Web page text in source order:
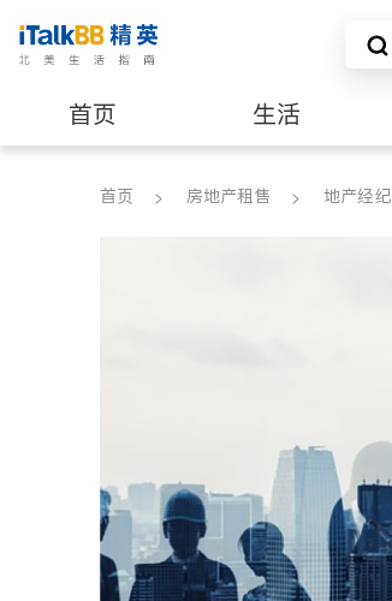
首页 生活
养老 非盈利组织
首页 房地产租售 地产经纪